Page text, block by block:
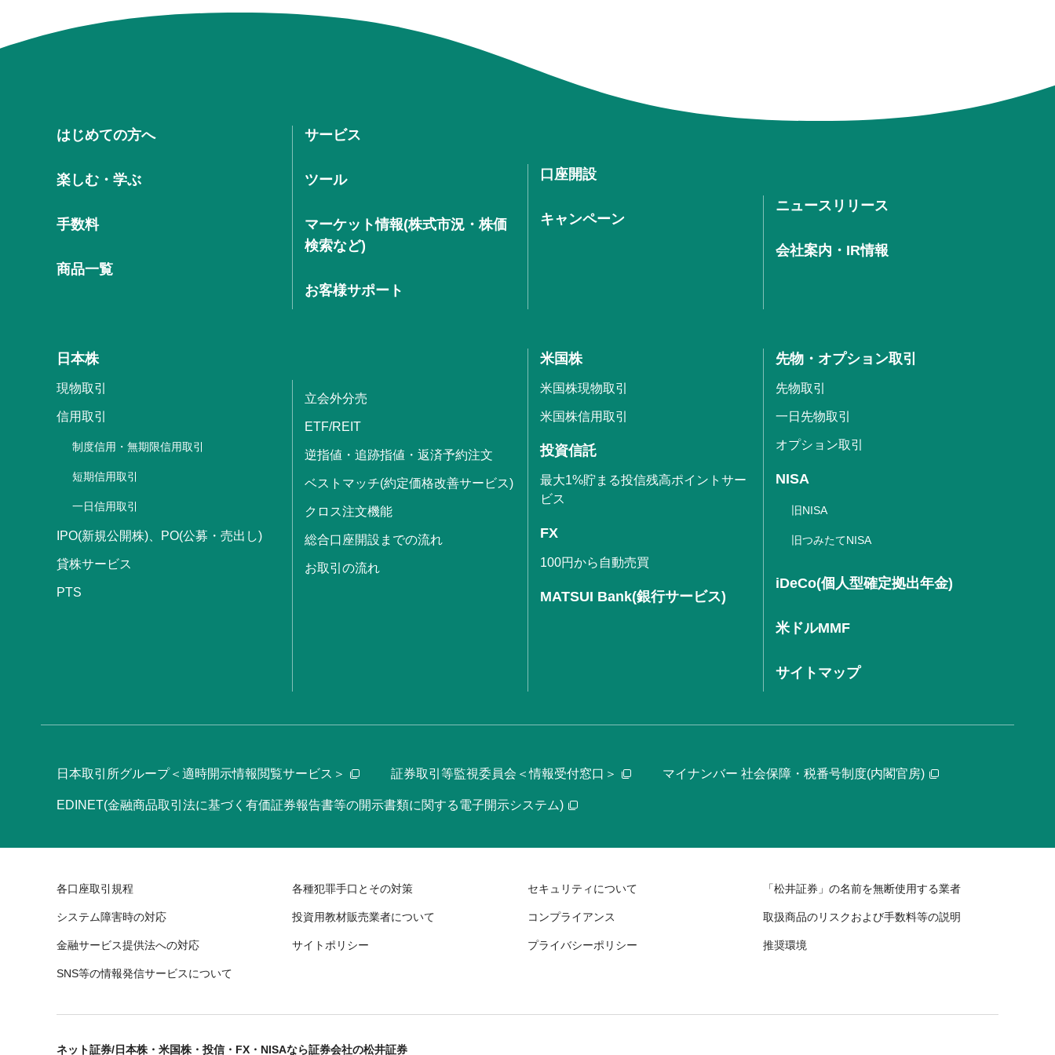
はじめての方へ
楽しむ・学ぶ
手数料
商品一覧
サービス
ツール
マーケット情報(株式市況・株価
検索など)
お客様サポート
口座開設
キャンペーン
ニュースリリース
会社案内・IR情報
日本株
現物取引
信用取引
制度信用・無期限信用取引
短期信用取引
一日信用取引
IPO(新規公開株)、PO(公募・売出し)
貸株サービス
PTS
立会外分売
ETF/REIT
逆指値・追跡指値・返済予約注文
ベストマッチ(約定価格改善サービス)
クロス注文機能
総合口座開設までの流れ
お取引の流れ
米国株
米国株現物取引
米国株信用取引
投資信託
最大1%貯まる投信残高ポイントサー
ビス
FX
100円から自動売買
MATSUI Bank(銀行サービス)
先物・オプション取引
先物取引
一日先物取引
オプション取引
NISA
旧NISA
旧つみたてNISA
iDeCo(個人型確定拠出年金)
米ドルMMF
サイトマップ
日本取引所グループ＜適時開示情報閲覧サービス＞ 証券取引等監視委員会＜情報受付窓口＞ マイナンバー 社会保障・税番号制度(内閣官房)
EDINET(金融商品取引法に基づく有価証券報告書等の開示書類に関する電子開示システム)
各口座取引規程 各種犯罪手口とその対策 セキュリティについて 「松井証券」の名前を無断使用する業者
システム障害時の対応 投資用教材販売業者について コンプライアンス 取扱商品のリスクおよび手数料等の説明
金融サービス提供法への対応 サイトポリシー プライバシーポリシー 推奨環境
SNS等の情報発信サービスについて
ネット証券/日本株・米国株・投信・FX・NISAなら証券会社の松井証券